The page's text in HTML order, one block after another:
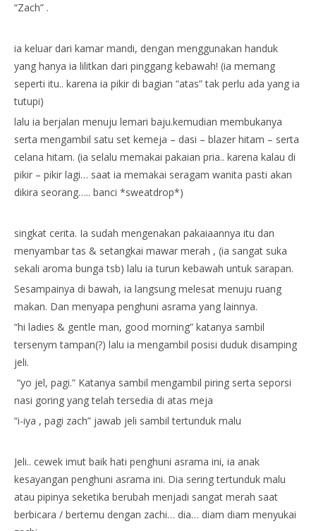
“Zach” .
ia keluar dari kamar mandi, dengan menggunakan handuk
yang hanya ia lilitkan dari pinggang kebawah! (ia memang
seperti itu.. karena ia pikir di bagian “atas” tak perlu ada yang ia
tutupi)
lalu ia berjalan menuju lemari baju.kemudian membukanya
serta mengambil satu set kemeja – dasi – blazer hitam – serta
celana hitam. (ia selalu memakai pakaian pria.. karena kalau di
pikir – pikir lagi… saat ia memakai seragam wanita pasti akan
dikira seorang….. banci *sweatdrop*)
singkat cerita. Ia sudah mengenakan pakaiaannya itu dan
menyambar tas & setangkai mawar merah , (ia sangat suka
sekali aroma bunga tsb) lalu ia turun kebawah untuk sarapan.
Sesampainya di bawah, ia langsung melesat menuju ruang
makan. Dan menyapa penghuni asrama yang lainnya.
“hi ladies & gentle man, good morning” katanya sambil
tersenym tampan(?) lalu ia mengambil posisi duduk disamping
jeli.
“yo jel, pagi.” Katanya sambil mengambil piring serta seporsi
nasi goring yang telah tersedia di atas meja
“i-iya , pagi zach” jawab jeli sambil tertunduk malu
Jeli.. cewek imut baik hati penghuni asrama ini, ia anak
kesayangan penghuni asrama ini. Dia sering tertunduk malu
atau pipinya seketika berubah menjadi sangat merah saat
berbicara / bertemu dengan zachi… dia… diam diam menyukai